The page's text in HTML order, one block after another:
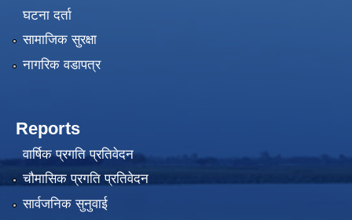
घटना दर्ता
सामाजिक सुरक्षा
नागरिक वडापत्र
Reports
वार्षिक प्रगति प्रतिवेदन
चौमासिक प्रगति प्रतिवेदन
सार्वजनिक सुनुवाई